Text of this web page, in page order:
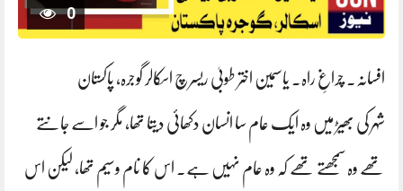
0
افسانہ۔ چراغِ راہ. یاسمین اختر طوبیٰ ریسرچ اسکالر گوجرہ، پاکستان
شہر کی بھیڑ میں وہ ایک عام سا انسان دکھائی دیتا تھا، مگر جو اسے جانتے
تھے وہ سمجھتے تھے کہ وہ عام نہیں ہے۔ اس کا نام وسیم تھا، لیکن اس